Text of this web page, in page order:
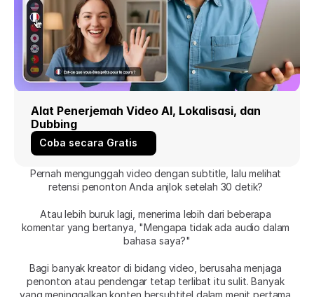
Alat Penerjemah Video AI, Lokalisasi, dan
Dubbing
Coba secara Gratis
Pernah mengunggah video dengan subtitle, lalu melihat
retensi penonton Anda anjlok setelah 30 detik?
Atau lebih buruk lagi, menerima lebih dari beberapa
komentar yang bertanya, "Mengapa tidak ada audio dalam
bahasa saya?"
Bagi banyak kreator di bidang video, berusaha menjaga
penonton atau pendengar tetap terlibat itu sulit. Banyak
yang meninggalkan konten bersubtitel dalam menit pertama,